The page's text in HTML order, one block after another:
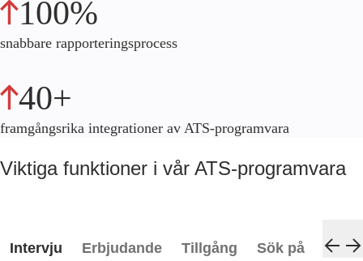
100%
snabbare rapporteringsprocess
40+
framgångsrika integrationer av ATS-programvara
Viktiga funktioner i vår ATS-programvara
Intervju Erbjudande Tillgång Sök på